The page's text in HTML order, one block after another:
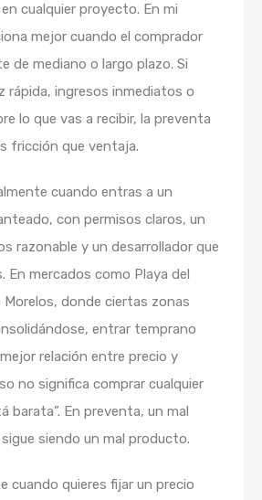
cualquier proyecto. En mi
mejor cuando el comprador
de mediano o largo plazo. Si
rápida, ingresos inmediatos o
lo que vas a recibir, la preventa
fricción que ventaja.
cuando entras a un
con permisos claros, un
razonable y un desarrollador que
En mercados como Playa del
Morelos, donde ciertas zonas
entrar temprano
relación entre precio y
no significa comprar cualquier
barata”. En preventa, un mal
siendo un mal producto.
cuando quieres fijar un precio